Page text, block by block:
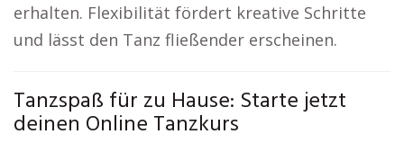
erhalten. Flexibilität fördert kreative Schritte
und lässt den Tanz fließender erscheinen.
Tanzspaß für zu Hause: Starte jetzt
deinen Online Tanzkurs